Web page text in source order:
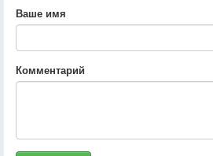
Ваше имя
Комментарий